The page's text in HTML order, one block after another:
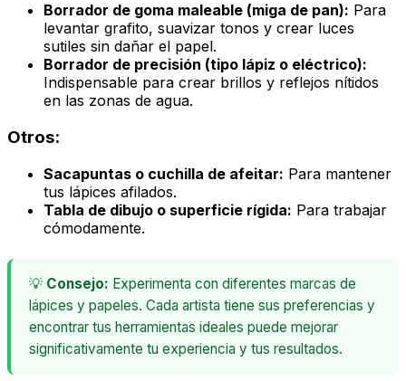
Borrador de goma maleable (miga de pan): Para
levantar grafito, suavizar tonos y crear luces
sutiles sin dañar el papel.
Borrador de precisión (tipo lápiz o eléctrico):
Indispensable para crear brillos y reflejos nítidos
en las zonas de agua.
Otros:
Sacapuntas o cuchilla de afeitar: Para mantener
tus lápices afilados.
Tabla de dibujo o superficie rígida: Para trabajar
cómodamente.
💡 Consejo: Experimenta con diferentes marcas de
lápices y papeles. Cada artista tiene sus preferencias y
encontrar tus herramientas ideales puede mejorar
significativamente tu experiencia y tus resultados.